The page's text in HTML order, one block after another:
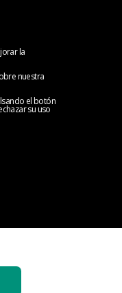
la
nuestra
el botón
su uso